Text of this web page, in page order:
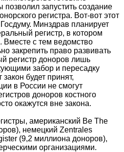
позволил запустить создание
регистра. Вот-вот этот
Минздрав планирует
регистр, в котором
Вместе с тем ведомство
закрепить право развивать
регистр доноров лишь
забор и пересадку
закон будет принят,
в России не смогут
доноров костного
окажутся вне закона.
американский Be The
немецкий Zentrales
(9,2 миллиона доноров),
организациями.